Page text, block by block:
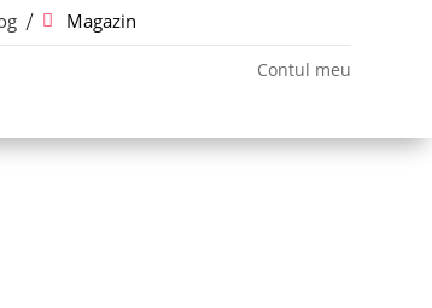
Magazin
Contul meu